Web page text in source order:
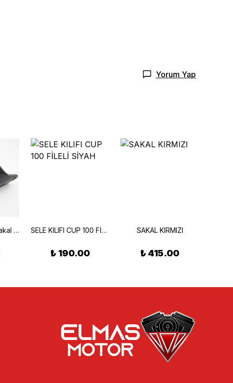
Yorum Yap
CG Alt Rüzgarlık Sakal Siyah SELE KILIFI CUP 100 FİLELİ SİYAH
₺ 190.00
SAKAL KIRMIZI
₺ 415.00